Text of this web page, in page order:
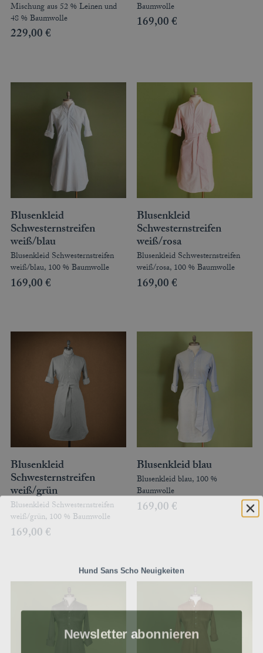
Mischung aus 52 % Leinen und
48 % Baumwolle
229,00€
Baumwolle
169,00€
Blusenkleid
Schwesternstreifen
weiß/blau
Blusenkleid Schwesternstreifen
weiß/blau, 100 % Baumwolle
169,00€
Blusenkleid
Schwesternstreifen
weiß/rosa
Blusenkleid Schwesternstreifen
weiß/rosa, 100 % Baumwolle
169,00€
Blusenkleid
Schwesternstreifen
weiß/grün
Blusenkleid Schwesternstreifen
weiß/grün, 100 % Baumwolle
169,00€
Blusenkleid blau
Blusenkleid blau, 100 %
Baumwolle
169,00€
Hund Sans Scho Neuigkeiten
Newsletter abonnieren